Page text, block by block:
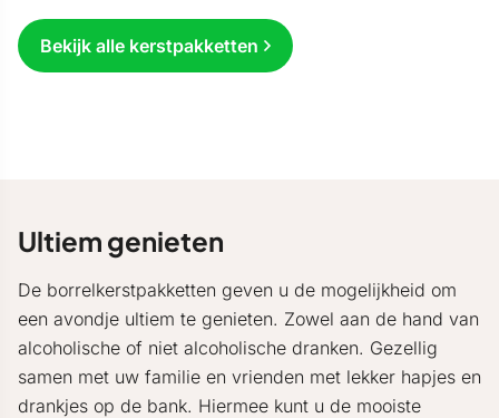
Bekijk alle kerstpakketten
Ultiem genieten
De borrelkerstpakketten geven u de mogelijkheid om
een avondje ultiem te genieten. Zowel aan de hand van
alcoholische of niet alcoholische dranken. Gezellig
samen met uw familie en vrienden met lekker hapjes en
drankjes op de bank. Hiermee kunt u de mooiste